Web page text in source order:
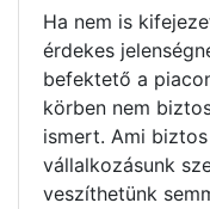
Ha nem is
érdekes
befektető a
körben nem
ismert. Ami
vállalkozásunk
veszíthetünk